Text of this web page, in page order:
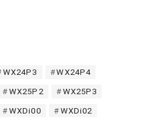
WX24P3 WX24P4
WX25P2 WX25P3
WXDi00 WXDi02